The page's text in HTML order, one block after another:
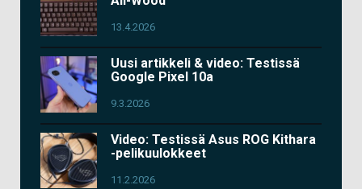
13.4.2026
Uusi artikkeli & video: Testissä
Google Pixel 10a
9.3.2026
Video: Testissä Asus ROG Kithara
-pelikuulokkeet
11.2.2026